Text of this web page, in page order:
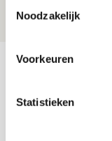
Noodzakelijk
Voorkeuren
Statistieken
NIEUWS
Bekijk meer